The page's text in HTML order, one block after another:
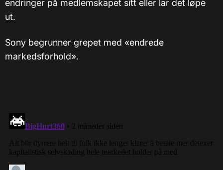
endringer på medlemskapet sitt eller lar det løpe
ut.
Sony begrunner grepet med «endrede
markedsforhold».